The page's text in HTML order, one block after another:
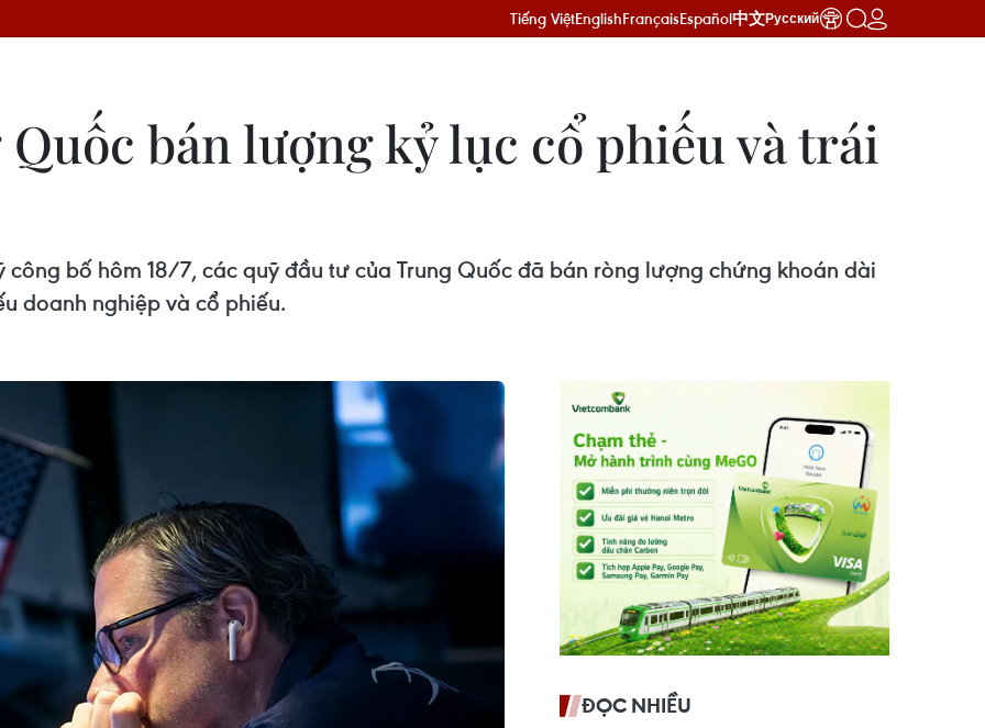
Tiếng ViệtEnglishFrançaisEspañol中文Русский
bán lượng kỷ lục cổ phiếu và trái
công bố hôm 18/7, các quỹ đầu tư của Trung Quốc đã bán ròng lượng chứng khoán dài
doanh nghiệp và cổ phiếu.
ĐỌC NHIỀU